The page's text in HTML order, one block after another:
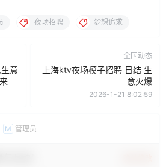
夜场招聘 梦想追求
意
全国动态
上海ktv夜场模子招聘 日结 生
意火爆
2026-1-21 8:02:59
M 管理员